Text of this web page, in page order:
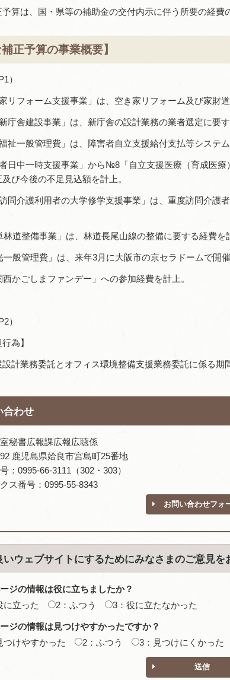
算は、国・県等の補助金の交付内示に伴う所要の経費
補正予算の事業概要】
）
リフォーム支援事業」は、空き家リフォーム及び家財
庁舎建設事業」は、新庁舎の設計業務の業者選定に要す
祉一般管理費」は、障害者自立支援給付支払等システム
日中一時支援事業」から№8「自立支援医療（育成医療
び今後の不足見込額を計上。
問介護利用者の大学修学支援事業」は、重度訪問介護
道整備事業」は、林道長尾山線の整備に要する経費を
般管理費」は、来年3月に大阪市の京セラドームで開
西かごしまファンデー」への参加経費を計上。
）
為】
計業務委託とオフィス環境整備支援業務委託に係る期
合わせ
秘書広報課広報広聴係
鹿児島県姶良市宮島町25番地
：0995-66-3111（302・303）
ス番号：0995-55-8343
お問い合わせフォ
いウェブサイトにするためにみなさまのご意見を
ジの情報は役に立ちましたか？
に立った
2：ふつう 3：役に立たなかった
ジの情報は見つけやすかったですか？
つけやすかった
2：ふつう 3：見つけにくかった
送信